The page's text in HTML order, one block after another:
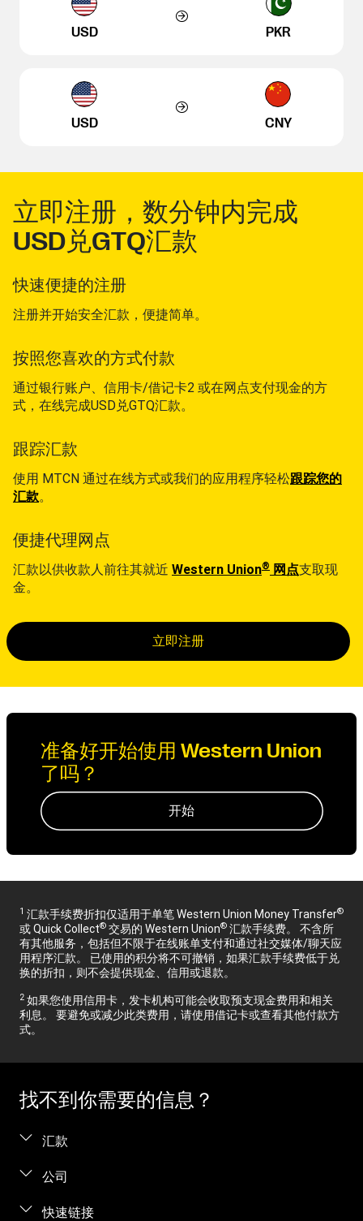
USD PKR
USD CNY
立即注册，数分钟内完成
USD兑GTQ汇款
快速便捷的注册
注册并开始安全汇款，便捷简单。
按照您喜欢的方式付款
通过银行账户、信用卡/借记卡2 或在网点支付现金的方
式，在线完成USD兑GTQ汇款。
跟踪汇款
使用 MTCN 通过在线方式或我们的应用程序轻松跟踪您的
汇款。
便捷代理网点
汇款以供收款人前往其就近 Western Union® 网点支取现
金。
立即注册
准备好开始使用 Western Union
了吗？
开始
1 汇款手续费折扣仅适用于单笔 Western Union Money Transfer®
或 Quick Collect® 交易的 Western Union® 汇款手续费。 不含所
有其他服务，包括但不限于在线账单支付和通过社交媒体/聊天应
用程序汇款。 已使用的积分将不可撤销，如果汇款手续费低于兑
换的折扣，则不会提供现金、信用或退款。
2 如果您使用信用卡，发卡机构可能会收取预支现金费用和相关
利息。 要避免或减少此类费用，请使用借记卡或查看其他付款方
式。
找不到你需要的信息？
汇款
汇款。
公司
关于我们
快速链接